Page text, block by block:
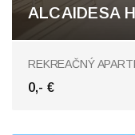
ALCAIDESA
REKREAČNÝ
0,- €